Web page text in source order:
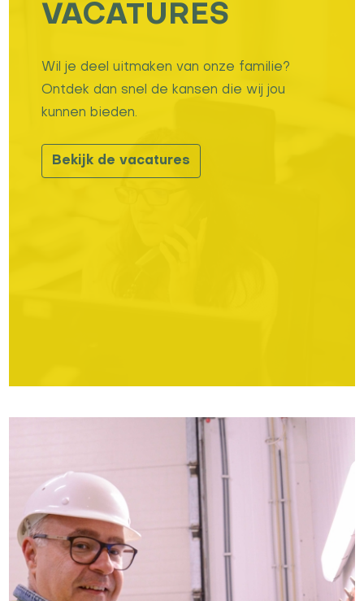
VACATURES
Wil je deel uitmaken van onze familie?
Ontdek dan snel de kansen die wij jou
kunnen bieden.
Bekijk de vacatures